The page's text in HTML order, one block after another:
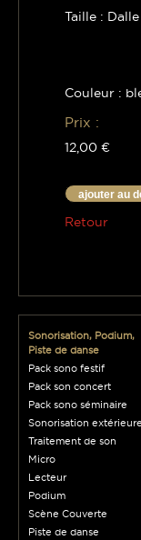
Taille :
Couleur :
Prix :
12,00 €
ajouter au
Retour
Sonorisation, Podium,
Piste de danse
Pack sono festif
Pack son concert
Pack sono séminaire
Sonorisation extérieure
Traitement de son
Micro
Lecteur
Podium
Scène Couverte
Piste de danse